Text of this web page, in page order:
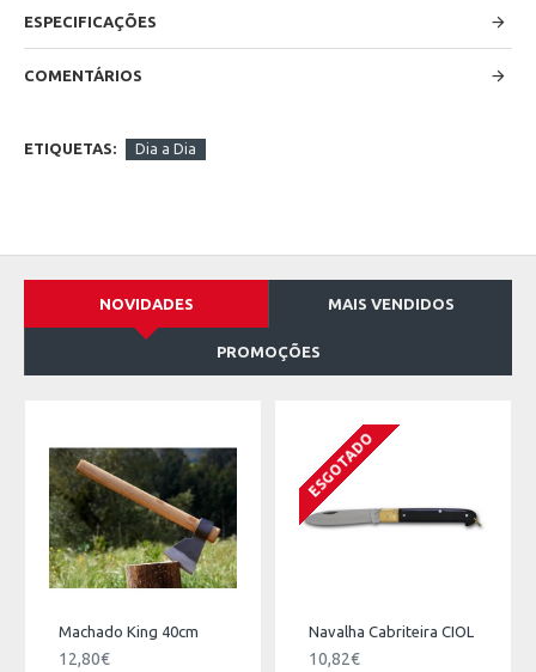
ESPECIFICAÇÕES
COMENTÁRIOS
ETIQUETAS: Dia a Dia
NOVIDADES MAIS VENDIDOS
PROMOÇÕES
Machado King 40cm
12,80€
ESGOTADO
Navalha Cabriteira CIOL
10,82€